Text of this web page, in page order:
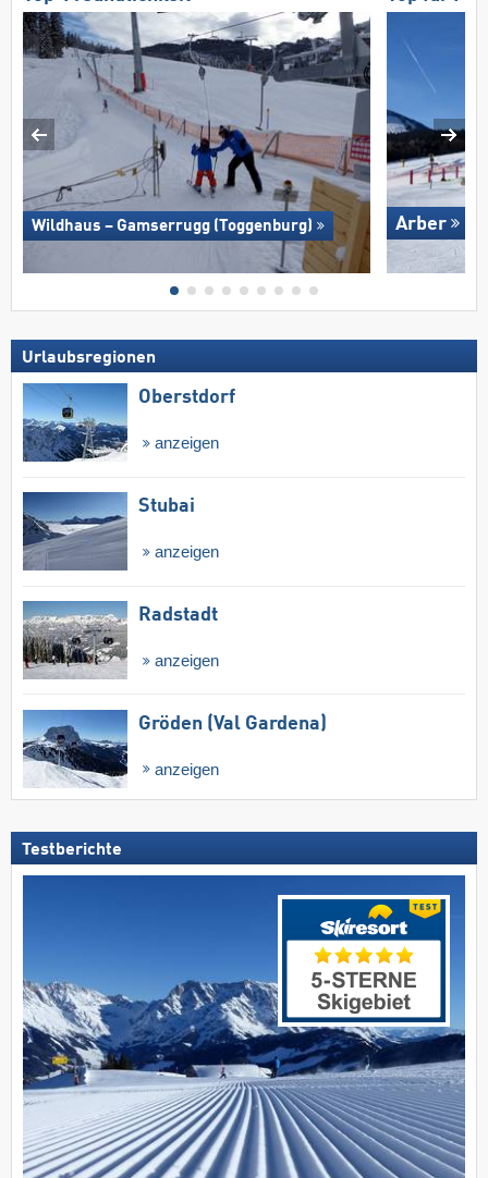
Wildhaus – Gamserrugg (Toggenburg) Arber
Urlaubsregionen
Oberstdorf
anzeigen
Stubai
anzeigen
Radstadt
anzeigen
Gröden (Val Gardena)
anzeigen
Testberichte